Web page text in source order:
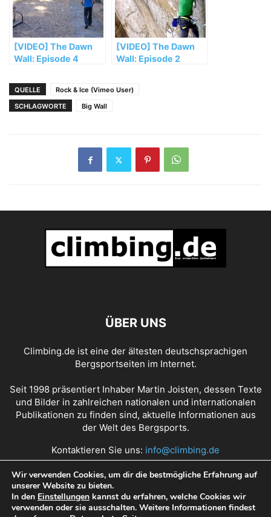
[VIDEO] The Dawn
Wall: Episode 4
[VIDEO] The Dawn
Wall: Episode 2
QUELLE
Rock & Ice (Vimeo User)
SCHLAGWORTE
Big Wall
ÜBER UNS
Climbing.de ist eine der ältesten deutschsprachigen
Bergsportseiten im Internet.
Seit 1998 präsentiert Inhaber Martin Joisten, dessen Texte
und Bilder in zahlreichen nationalen und internationalen
Publikationen zu finden sind, aktuelle Informationen aus
der Welt des Bergsports.
Kontaktieren Sie uns: info@climbing.de
Über Climbing.de RSS Feed Mediadaten
Nutzungsbedingungen Datenschutz
Wir verwenden Cookies, um dir die bestmögliche Erfahrung auf
unserer Website zu bieten.
In den Einstellungen kannst du erfahren, welche Cookies wir
verwenden oder sie ausschalten. Weitere Informationen findest